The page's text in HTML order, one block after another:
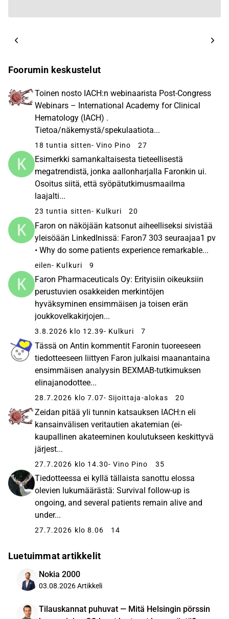
Foorumin keskustelut
Toinen nosto IACH:n webinaarista Post-Congress
Webinars – International Academy for Clinical
Hematology (IACH) .
Tietoa/näkemystä/spekulaatiota...
18 tuntia sitten- Vino Pino 27
Esimerkki samankaltaisesta tieteellisestä
megatrendistä, jonka aallonharjalla Faronkin ui.
Osoitus siitä, että syöpätutkimusmaailma
laajalti...
23 tuntia sitten- Kulkuri 20
Faron on näköjään katsonut aiheelliseksi sivistää
yleisöään LinkedInissä: Faron7 303 seuraajaa1 pv
• Why do some patients experience remarkable...
eilen- Kulkuri 9
Faron Pharmaceuticals Oy: Erityisiin oikeuksiin
perustuvien osakkeiden merkintöjen
hyväksyminen ensimmäisen ja toisen erän
joukkovelkakirjojen...
3.8.2026 klo 12.39- Kulkuri 7
Tässä on Antin kommentit Faronin tuoreeseen
tiedotteeseen liittyen Faron julkaisi maanantaina
ensimmäisen analyysin BEXMAB-tutkimuksen
elinajanodottee...
28.7.2026 klo 7.07- Sijoittaja-alokas 20
Zeidan pitää yli tunnin katsauksen IACH:n eli
kansainvälisen veritautien akatemian (ei-
kaupallinen akateeminen koulutukseen keskittyvä
järjest...
27.7.2026 klo 14.30- Vino Pino 35
Tiedotteessa ei kyllä tällaista sanottu elossa
olevien lukumäärästä: Survival follow-up is
ongoing, and several patients remain alive and
under...
27.7.2026 klo 8.06 14
Luetuimmat artikkelit
Nokia 2000
03.08.2026Artikkeli
Tilauskannat puhuvat — Mitä Helsingin pörssin